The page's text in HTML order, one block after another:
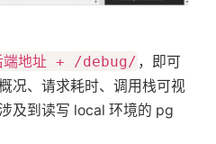
端地址 + /debug/ ，即可
况、请求耗时、调用栈可视
及到读写 local 环境的 pg